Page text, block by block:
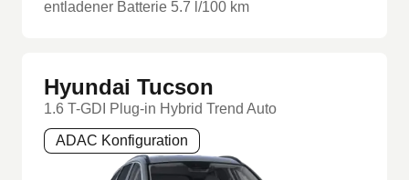
entladener Batterie 5.7 l/100 km
Hyundai Tucson
1.6 T-GDI Plug-in Hybrid Trend Auto
ADAC Konfiguration